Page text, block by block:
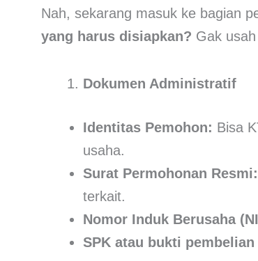
Nah, sekarang masuk ke bagian
yang harus disiapkan? Gak
Dokumen Administratif
Identitas Pemohon: Bisa
usaha.
Surat Permohonan Resmi:
terkait.
Nomor Induk Berusaha
SPK atau bukti